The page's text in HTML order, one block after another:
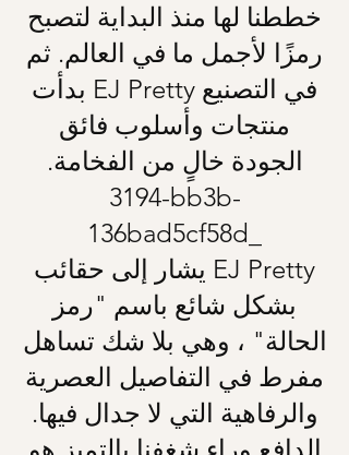
خططنا لها منذ البداية لتصبح
رمزًا لأجمل ما في العالم. ثم
بدأت EJ Pretty في التصنيع
منتجات وأسلوب فائق
الجودة خالٍ من الفخامة.
3194-bb3b-
136bad5cf58d_
يشار إلى حقائب EJ Pretty
بشكل شائع باسم "رمز
الحالة" ، وهي بلا شك تساهل
مفرط في التفاصيل العصرية
والرفاهية التي لا جدال فيها.